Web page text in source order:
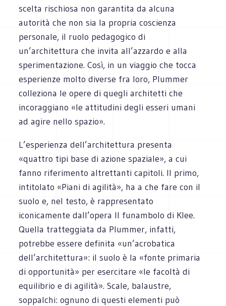
scelta rischiosa non garantita da alcuna
autorità che non sia la propria coscienza
personale, il ruolo pedagogico di
un’architettura che invita all’azzardo e alla
sperimentazione. Così, in un viaggio che tocca
esperienze molto diverse fra loro, Plummer
colleziona le opere di quegli architetti che
incoraggiano «le attitudini degli esseri umani
ad agire nello spazio».
L’esperienza dell’architettura presenta
«quattro tipi base di azione spaziale», a cui
fanno riferimento altrettanti capitoli. Il primo,
intitolato «Piani di agilità», ha a che fare con il
suolo e, nel testo, è rappresentato
iconicamente dall’opera Il funambolo di Klee.
Quella tratteggiata da Plummer, infatti,
potrebbe essere definita «un’acrobatica
dell’architettura»: il suolo è la «fonte primaria
di opportunità» per esercitare «le facoltà di
equilibrio e di agilità». Scale, balaustre,
soppalchi: ognuno di questi elementi può